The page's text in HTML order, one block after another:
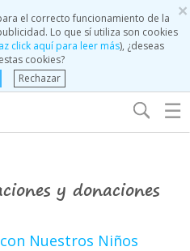
×
el correcto funcionamiento de la
Lo que sí utiliza son cookies
click aquí para leer más), ¿deseas
cookies?
Rechazar
☰
y donaciones
Nuestros Niños